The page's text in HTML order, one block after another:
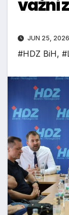
važni
JUN 25, 2026
#HDZ BiH,